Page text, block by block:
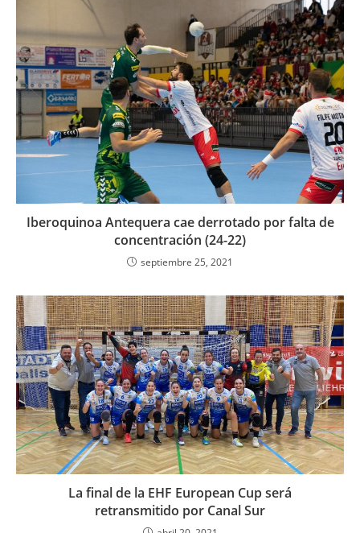
Iberoquinoa Antequera cae derrotado por falta de
concentración (24-22)
septiembre 25, 2021
La final de la EHF European Cup será
retransmitido por Canal Sur